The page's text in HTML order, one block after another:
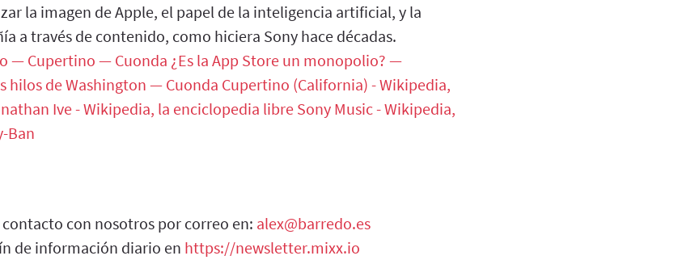
la imagen de Apple, el papel de la inteligencia artificial, y la
a través de contenido, como hiciera Sony hace décadas.
— Cupertino — Cuonda ¿Es la App Store un monopolio? —
hilos de Washington — Cuonda Cupertino (California) - Wikipedia,
Ive - Wikipedia, la enciclopedia libre Sony Music - Wikipedia,
Ban
con nosotros por correo en: alex@barredo.es
de información diario en https://newsletter.mixx.io